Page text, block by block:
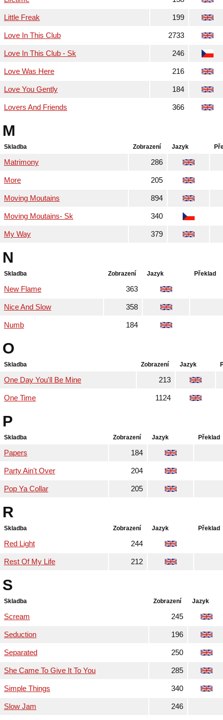
Little Freak 199
Love In This Club 2733
Love In This Club - Sk 246
Love Was Here 216
Love You Gently 184
Lovers And Friends 366
M
Skladba Zobrazení Jazyk
Matrimony 286
More 205
Moving Moutains 894
Moving Moutains- Sk 340
My Way 379
N
Skladba Zobrazení Jazyk Překlad
New Flame 363
Nice And Slow 358
Numb 184
O
Skladba Zobrazení Jazyk
One Day You'll Be Mine 213
One Time 1124
P
Skladba Zobrazení Jazyk Překlad
Papers 184
Party Ain't Over 204
Pop Ya Collar 205
R
Skladba Zobrazení Jazyk Překlad
Red Light 244
Rest Of My Life 212
S
Skladba Zobrazení Jazyk
Scream 245
Seduction 196
Separated 250
She Came To Give It To You 285
Simple Things 340
Slow Jam 246